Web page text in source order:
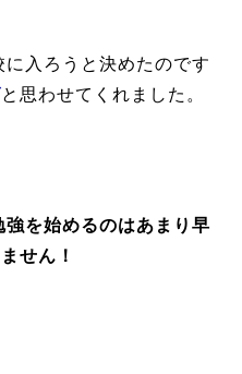
入ろうと決めたのです
と思わせてくれました。
を始めるのはあまり早
せん！